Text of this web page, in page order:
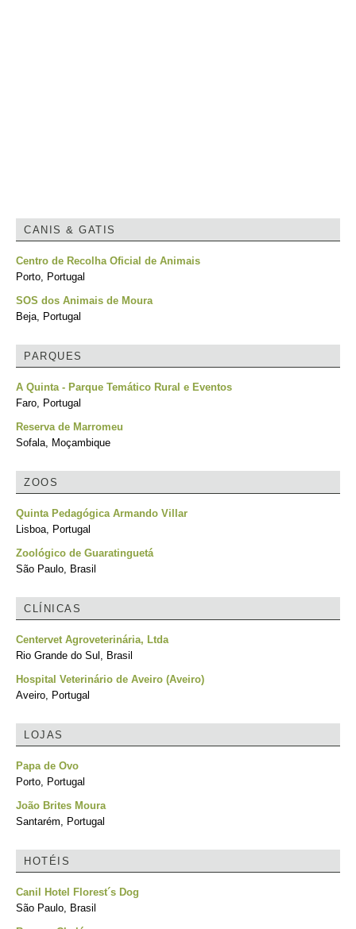
CANIS & GATIS
Centro de Recolha Oficial de Animais
Porto, Portugal
SOS dos Animais de Moura
Beja, Portugal
PARQUES
A Quinta - Parque Temático Rural e Eventos
Faro, Portugal
Reserva de Marromeu
Sofala, Moçambique
ZOOS
Quinta Pedagógica Armando Villar
Lisboa, Portugal
Zoológico de Guaratinguetá
São Paulo, Brasil
CLÍNICAS
Centervet Agroveterinária, Ltda
Rio Grande do Sul, Brasil
Hospital Veterinário de Aveiro (Aveiro)
Aveiro, Portugal
LOJAS
Papa de Ovo
Porto, Portugal
João Brites Moura
Santarém, Portugal
HOTÉIS
Canil Hotel Florest´s Dog
São Paulo, Brasil